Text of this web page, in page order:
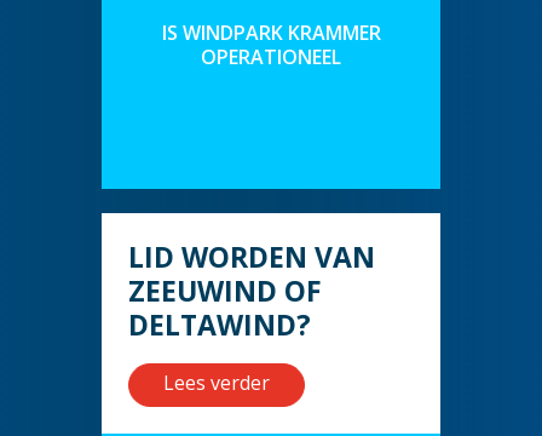
IS WINDPARK KRAMMER
OPERATIONEEL
LID WORDEN VAN
ZEEUWIND OF
DELTAWIND?
Lees verder